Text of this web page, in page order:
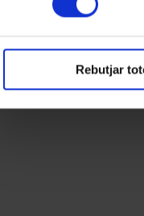
Rebutjar